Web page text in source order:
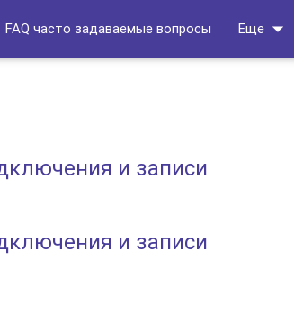
FAQ часто задаваемые вопросы Ещеarrow_drop_down
и записи
и записи